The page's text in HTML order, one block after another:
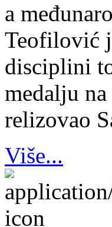
a
Teofilović
disciplini
medalju
relizovao
Više...